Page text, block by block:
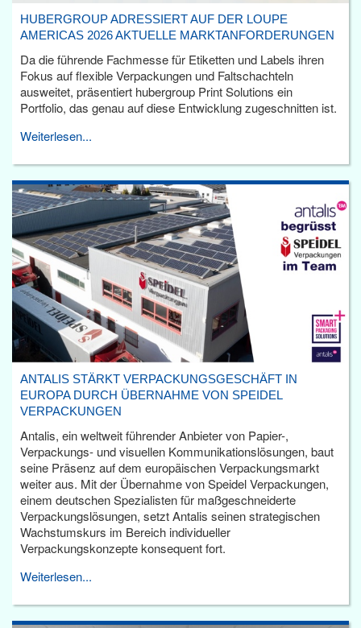
HUBERGROUP ADRESSIERT AUF DER LOUPE
AMERICAS 2026 AKTUELLE MARKTANFORDERUNGEN
Da die führende Fachmesse für Etiketten und Labels ihren
Fokus auf flexible Verpackungen und Faltschachteln
ausweitet, präsentiert hubergroup Print Solutions ein
Portfolio, das genau auf diese Entwicklung zugeschnitten ist.
Weiterlesen...
ANTALIS STÄRKT VERPACKUNGSGESCHÄFT IN
EUROPA DURCH ÜBERNAHME VON SPEIDEL
VERPACKUNGEN
Antalis, ein weltweit führender Anbieter von Papier-,
Verpackungs- und visuellen Kommunikationslösungen, baut
seine Präsenz auf dem europäischen Verpackungsmarkt
weiter aus. Mit der Übernahme von Speidel Verpackungen,
einem deutschen Spezialisten für maßgeschneiderte
Verpackungslösungen, setzt Antalis seinen strategischen
Wachstumskurs im Bereich individueller
Verpackungskonzepte konsequent fort.
Weiterlesen...